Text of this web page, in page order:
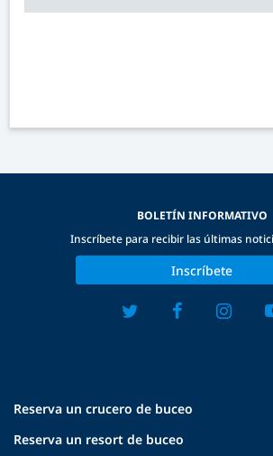
Reserva un crucero de buceo
Reserva un resort de buceo
BOLETÍN INFORMATIVO
Inscríbete para recibir las últimas
Inscríbete